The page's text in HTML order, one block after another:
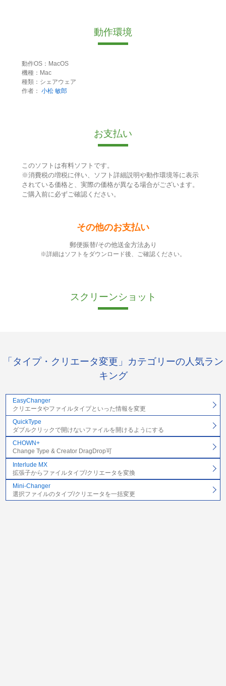
動作環境
動作OS：MacOS
機種：Mac
種類：シェアウェア
作者： 小松 敏郎
お支払い
このソフトは有料ソフトです。
※消費税の増税に伴い、ソフト詳細説明や動作環境等に表示
されている価格と、実際の価格が異なる場合がございます。
ご購入前に必ずご確認ください。
その他のお支払い
郵便振替/その他送金方法あり
※詳細はソフトをダウンロード後、ご確認ください。
スクリーンショット
「タイプ・クリエータ変更」カテゴリーの人気ラン
キング
EasyChanger
クリエータやファイルタイプといった情報を変更
QuickType
ダブルクリックで開けないファイルを開けるようにする
CHOWN+
Change Type & Creator DragDrop可
Interlude MX
拡張子からファイルタイプ/クリエータを変換
Mini-Changer
選択ファイルのタイプ/クリエータを一括変更